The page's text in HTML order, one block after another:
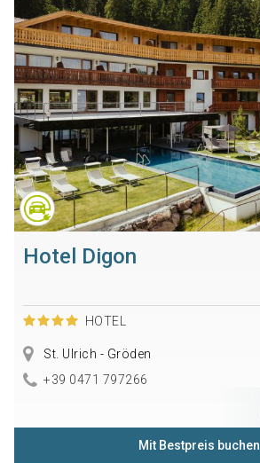
Hotel Digon
HOTEL
St. Ulrich - Gröden
+39 0471 797266
Mit Bestpreis buchen